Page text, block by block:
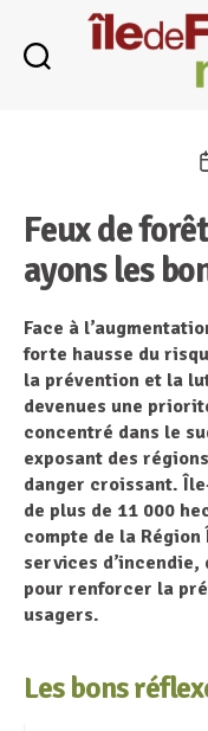
Feux de
ayons les
Face à
forte hausse du
la prévention et la
devenues une
concentré dans le
exposant des
danger croissant.
de plus de 11 000
compte de la
services
pour renforcer la
usagers.
Les bons